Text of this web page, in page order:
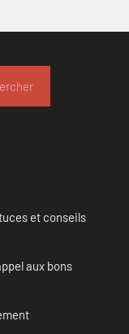
et conseils
aux bons